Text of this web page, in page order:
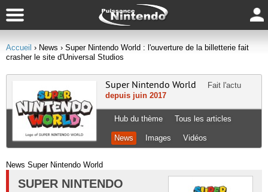
Accueil › News › Super Nintendo World : l'ouverture de la billetterie fait
crasher le site d'Universal Studios
Super Nintendo World
Fait l'actu
depuis juin 2017
Hub du thème Tous les articles
News Images Vidéos
News Super Nintendo World
SUPER NINTENDO